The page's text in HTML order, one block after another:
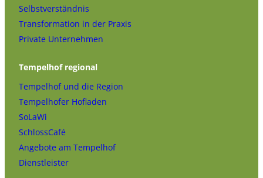
Selbstverständnis
Transformation in der Praxis
Private Unternehmen
Tempelhof regional
Tempelhof und die Region
Tempelhofer Hofladen
SoLaWi
SchlossCafé
Angebote am Tempelhof
Dienstleister